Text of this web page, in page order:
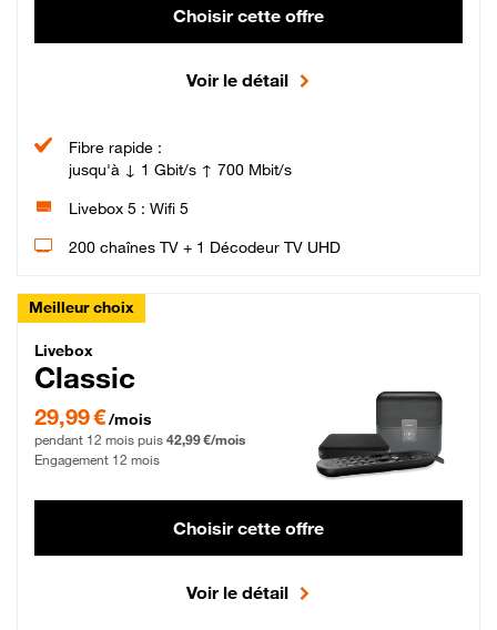
Choisir cette offre
Voir le détail
Fibre rapide :
jusqu'à ↓ 1 Gbit/s ↑ 700 Mbit/s
Livebox 5 : Wifi 5
200 chaînes TV + 1 Décodeur TV UHD
Meilleur choix
Livebox Classic Fibre
Livebox
Classic
29,99 € par mois pendant 12 mois puis 42,99 € par mois, Engagement 12 mois
29,99 €/mois
pendant 12 mois puis 42,99 €/mois
Engagement 12 mois
Choisir cette offre
Voir le détail